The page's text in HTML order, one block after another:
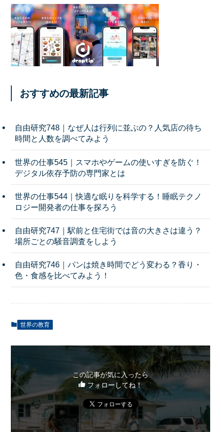
おすすめの最新記事
自由研究748｜なぜ人は行列に並ぶの？人気店の待ち
時間と人数を調べてみよう
世界の仕事545｜スマホやゲームの使いすぎを防ぐ！
デジタル依存予防の専門家とは
世界の仕事544｜快適な眠りを科学する！睡眠テクノ
ロジー開発者の仕事を探ろう
自由研究747｜駅前と住宅街では音の大きさは違う？
場所ごとの騒音調査をしよう
自由研究746｜パンは焼き時間でどう変わる？香り・
色・食感を比べてみよう！
世界の教育
この記事が気に入ったら
フォローしてね！